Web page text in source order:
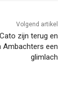
Volgend artikel
zijn terug en
Ambachters een
glimlach